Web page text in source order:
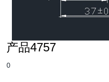
产品4757
0